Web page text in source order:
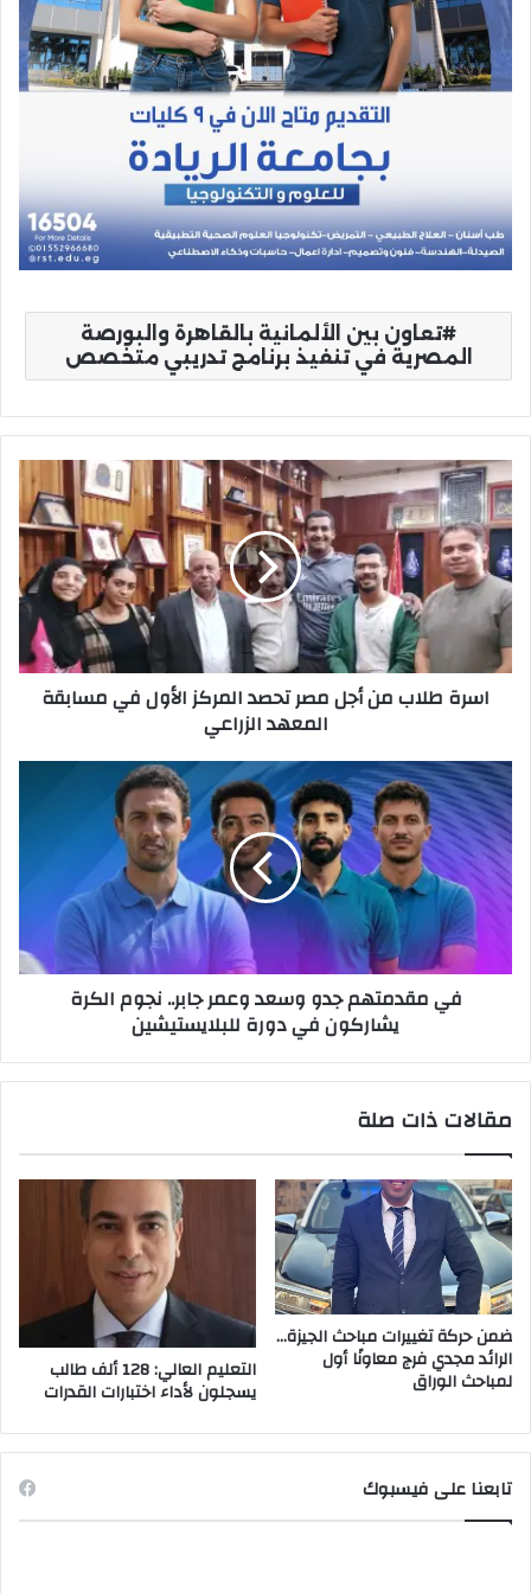
تعاون بين الألمانية بالقاهرة والبورصة
المصرية في تنفيذ برنامج تدريبي متخصص
اسرة
طلاب
من
أجل
مصر
تحصد
المركز
الأول
في
مسابقة
اسرة طلاب من أجل مصر تحصد المركز الأول في مسابقة
المعهد الزراعي
في
مقدمتهم
جدو
وسعد
وعمر
جابر..
يشاركون
في مقدمتهم جدو وسعد وعمر جابر.. نجوم الكرة
يشاركون في دورة للبلايستيشين
مقالات ذات صلة
ضمن حركة تغييرات مباحث الجيزة…
الرائد مجدي فرج معاونًا أول
لمباحث الوراق التعليم العالي: 128 ألف طالب
يسجلون لأداء اختبارات القدرات
تابعنا على فيسبوك